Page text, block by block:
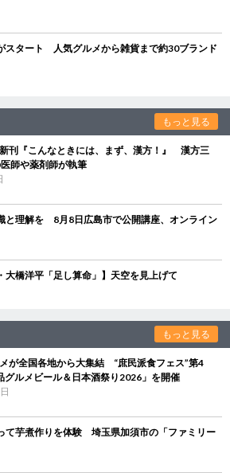
スタート 人気グルメから雑貨まで約30ブランド
もっと見る
刊『こんなときには、まず、漢方！』 漢方三
師や薬剤師が執筆
と理解を 8月8日広島市で公開講座、オンライン
大橋洋平「足し算命」】天空を見上げて
もっと見る
が全国各地から大集結 “庶民派食フェス”第4
グルメビール＆日本酒祭り2026」を開催
て芋煮作りを体験 埼玉県加須市の「ファミリー